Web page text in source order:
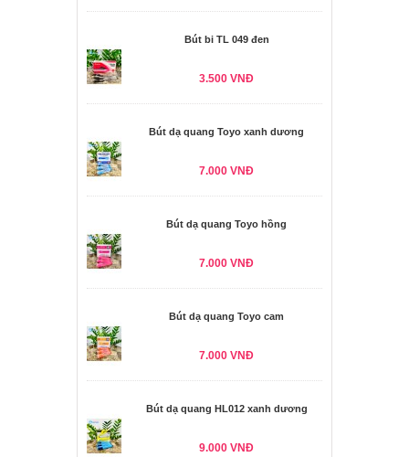
Bút bi TL 049 đen
3.500 VNĐ
Bút dạ quang Toyo xanh dương
7.000 VNĐ
Bút dạ quang Toyo hồng
7.000 VNĐ
Bút dạ quang Toyo cam
7.000 VNĐ
Bút dạ quang HL012 xanh dương
9.000 VNĐ